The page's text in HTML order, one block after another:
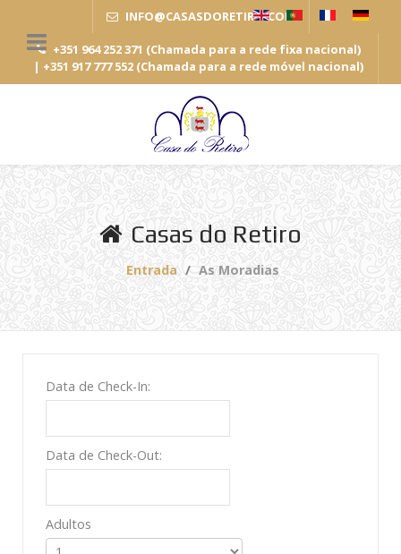
INFO@CASASDORETIRO.COM
+351 964 252 371 (Chamada para a rede fixa nacional)
| +351 917 777 552 (Chamada para a rede móvel nacional)
Casas do Retiro
Entrada As Moradias
Data de Check-In:
Data de Check-Out:
Adultos